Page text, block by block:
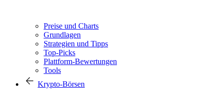
Preise und Charts
Grundlagen
Strategien und Tipps
Top-Picks
Plattform-Bewertungen
Tools
Krypto-Börsen